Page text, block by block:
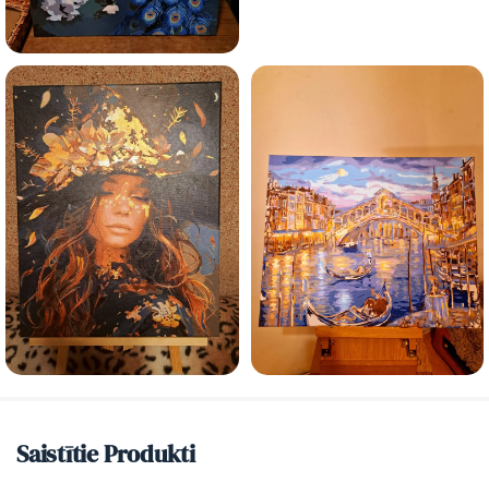
Saistītie Produkti